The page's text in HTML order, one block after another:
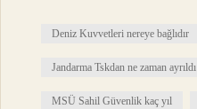
Deniz Kuvvetleri nereye bağlıdır
Jandarma Tskdan ne zaman ayrıldı
MSÜ Sahil Güvenlik kaç yıl